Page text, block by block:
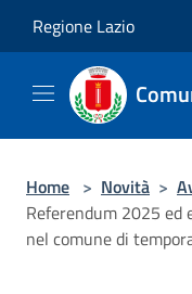
Regione Lazio
Home > Novità >
Referendum 2025
nel comune di